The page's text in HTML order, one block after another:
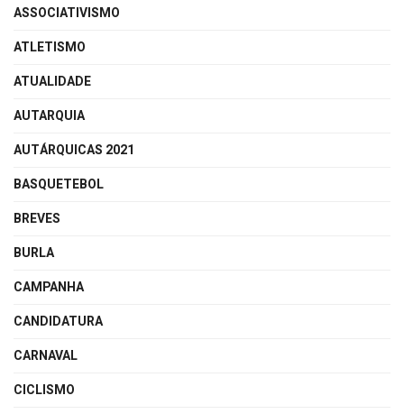
ASSOCIATIVISMO
ATLETISMO
ATUALIDADE
AUTARQUIA
AUTÁRQUICAS 2021
BASQUETEBOL
BREVES
BURLA
CAMPANHA
CANDIDATURA
CARNAVAL
CICLISMO